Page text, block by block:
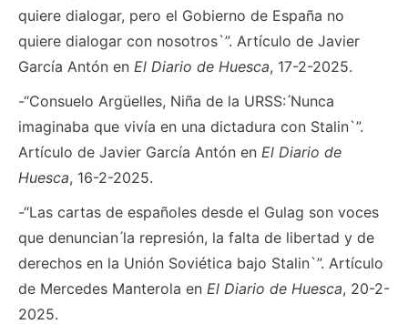
quiere dialogar, pero el Gobierno de España no
quiere dialogar con nosotros`”. Artículo de Javier
García Antón en El Diario de Huesca, 17-2-2025.
-“Consuelo Argüelles, Niña de la URSS: ́Nunca
imaginaba que vivía en una dictadura con Stalin`”.
Artículo de Javier García Antón en El Diario de
Huesca, 16-2-2025.
-“Las cartas de españoles desde el Gulag son voces
que denuncian ́la represión, la falta de libertad y de
derechos en la Unión Soviética bajo Stalin`”. Artículo
de Mercedes Manterola en El Diario de Huesca, 20-2-
2025.